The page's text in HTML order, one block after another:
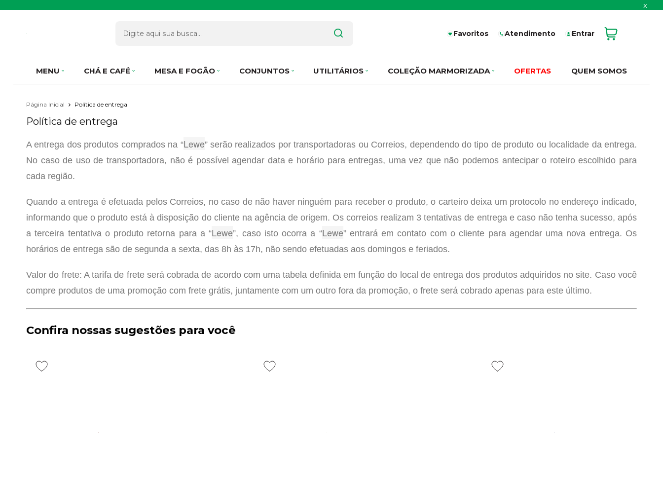
x
Favoritos Atendimento Entrar
MENU CHÁ E CAFÉ MESA E FOGÃO CONJUNTOS UTILITÁRIOS COLEÇÃO MARMORIZADA OFERTAS QUEM SOMOS
Página Inicial Política de entrega
Política de entrega
A entrega dos produtos comprados na “Lewe” serão realizados por transportadoras ou Correios, dependendo do tipo de produto ou localidade da entrega.
No caso de uso de transportadora, não é possível agendar data e horário para entregas, uma vez que não podemos antecipar o roteiro escolhido para
cada região.
Quando a entrega é efetuada pelos Correios, no caso de não haver ninguém para receber o produto, o carteiro deixa um protocolo no endereço indicado,
informando que o produto está à disposição do cliente na agência de origem. Os correios realizam 3 tentativas de entrega e caso não tenha sucesso, após
a terceira tentativa o produto retorna para a “Lewe”, caso isto ocorra a “Lewe” entrará em contato com o cliente para agendar uma nova entrega. Os
horários de entrega são de segunda a sexta, das 8h às 17h, não sendo efetuadas aos domingos e feriados.
Valor do frete: A tarifa de frete será cobrada de acordo com uma tabela definida em função do local de entrega dos produtos adquiridos no site. Caso você
compre produtos de uma promoção com frete grátis, juntamente com um outro fora da promoção, o frete será cobrado apenas para este último.
Confira nossas sugestões para você